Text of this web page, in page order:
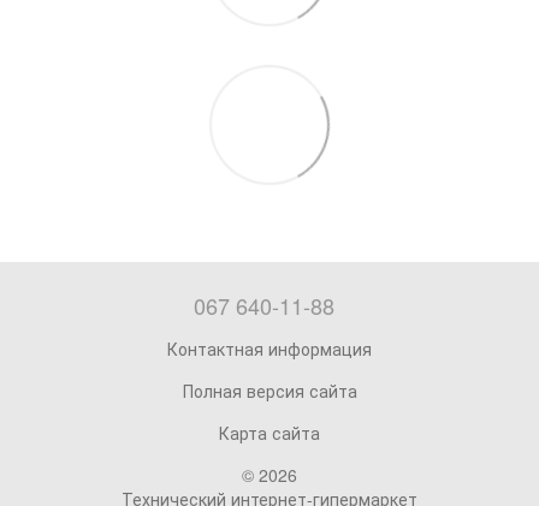
067 640-11-88
Контактная информация
Полная версия сайта
Карта сайта
© 2026
Технический интернет-гипермаркет